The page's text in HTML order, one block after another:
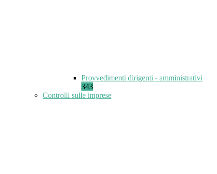
Provvedimenti dirigenti - amministrativi
343
Controlli sulle imprese